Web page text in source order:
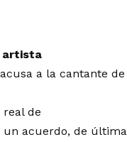
artista
a la cantante de
de
un acuerdo, de última